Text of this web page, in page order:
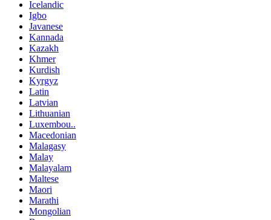
Icelandic
Igbo
Javanese
Kannada
Kazakh
Khmer
Kurdish
Kyrgyz
Latin
Latvian
Lithuanian
Luxembou..
Macedonian
Malagasy
Malay
Malayalam
Maltese
Maori
Marathi
Mongolian